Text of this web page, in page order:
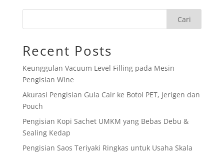
Cari
Recent Posts
Keunggulan Vacuum Level Filling pada Mesin
Pengisian Wine
Akurasi Pengisian Gula Cair ke Botol PET, Jerigen dan
Pouch
Pengisian Kopi Sachet UMKM yang Bebas Debu &
Sealing Kedap
Pengisian Saos Teriyaki Ringkas untuk Usaha Skala